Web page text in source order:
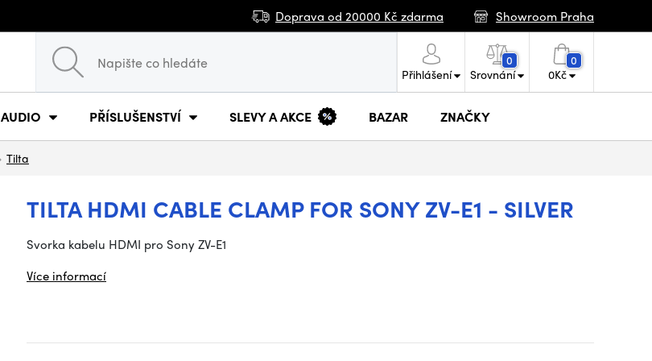
Doprava od 20000 Kč zdarma Showroom Praha
Přihlášení
0
Srovnání
0
0Kč
AUDIO PŘÍSLUŠENSTVÍ SLEVY A AKCE BAZAR ZNAČKY
Tilta
TILTA HDMI CABLE CLAMP FOR SONY ZV-E1 - SILVER
Svorka kabelu HDMI pro Sony ZV-E1
Více informací